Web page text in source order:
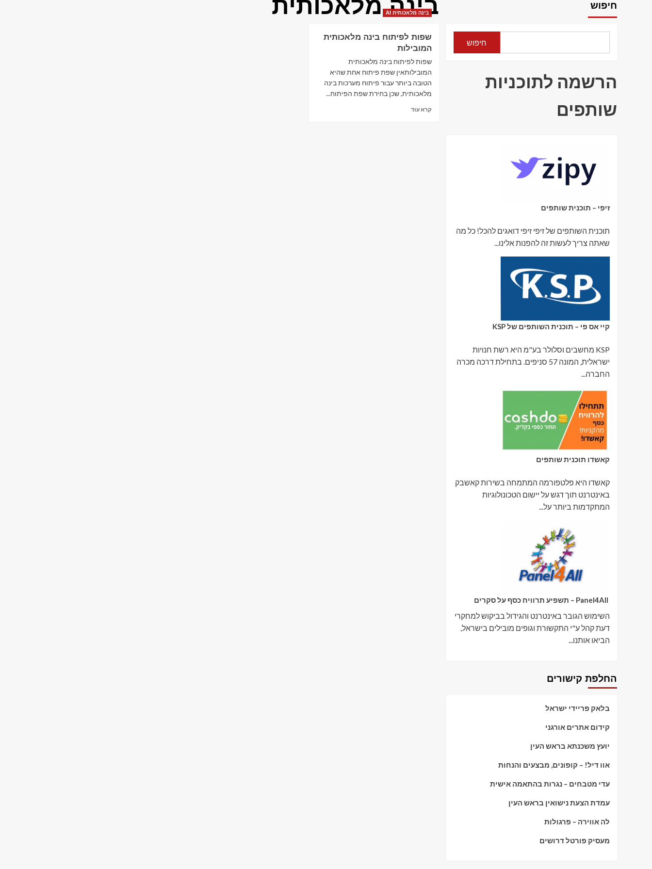
בינה מלאכותית
בינה מלאכותית AI
שפות לפיתוח בינה מלאכותית
המובילות
שפות לפיתוח בינה מלאכותית
המובילותאין שפת פיתוח אחת שהיא
הטובה ביותר עבור פיתוח מערכות בינה
מלאכותית, שכן בחירת שפת הפיתוח...
קרא עודRead
חיפוש
חיפוש
הרשמה לתוכניות
שותפים
זיפי – תוכנית שותפים
תוכנית השותפים של זיפי זיפי דואגים להכל! כל מה
שאתה צריך לעשות זה להפנות אלינו...
קיי אס פי – תוכנית השותפים של KSP
KSP מחשבים וסלולר בע"מ היא רשת חנויות
ישראלית, המונה 57 סניפים. בתחילת דרכה מכרה
החברה...
קאשדו תוכנית שותפים
קאשדו היא פלטפורמה המתמחה בשירות קאשבק
באינטרנט תוך דגש על יישום הטכונולוגיות
המתקדמות ביותר על...
השימוש הגובר באינטרנט והגידול בביקוש למחקרי
דעת קהל ע"י התקשורת וגופים מובילים בישראל,
הביאו אותנו...
החלפת קישורים
בלאק פריידי ישראל
קידום אתרים אורגני
יועץ משכנתא בראש העין
אוו דיל! – קופונים, מבצעים והנחות
עדי מטבחים – נגרות בהתאמה אישית
עמדת הצעת נישואין בראש העין
לה אווירה – פרגולות
מעסיק פורטל דרושים